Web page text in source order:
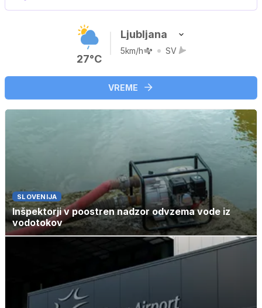
27°C
Ljubljana
5km/h SV
VREME
SLOVENIJA
Inšpektorji v poostren nadzor odvzema vode iz
vodotokov